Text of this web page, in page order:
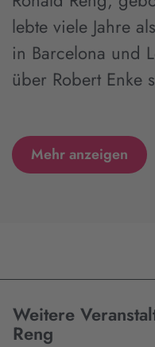
lebte viele Jahre
in Barcelona und
über Robert Enke
Mehr anzeigen
Weitere
Reng